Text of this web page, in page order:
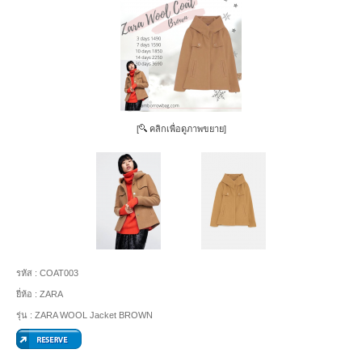
[ คลิกเพื่อดูภาพขยาย]
รหัส : COAT003
ยี่ห้อ : ZARA
รุ่น : ZARA WOOL Jacket BROWN